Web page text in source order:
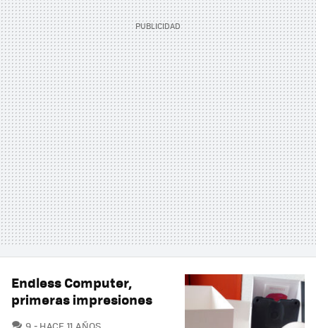
Endless Computer,
primeras impresiones
COMENTARIOS